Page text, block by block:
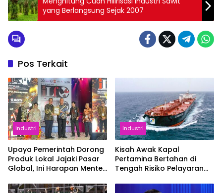
yang Berlangsung Sejak 2007
Pos Terkait
Industri
Upaya Pemerintah Dorong
Produk Lokal Jajaki Pasar
Global, Ini Harapan Menteri
dan IGT Expo 2026
Industri
Kisah Awak Kapal
Pertamina Bertahan di
Tengah Risiko Pelayaran